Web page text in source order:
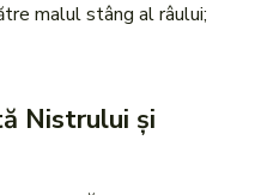
malul stâng al râului;
Nistrului și